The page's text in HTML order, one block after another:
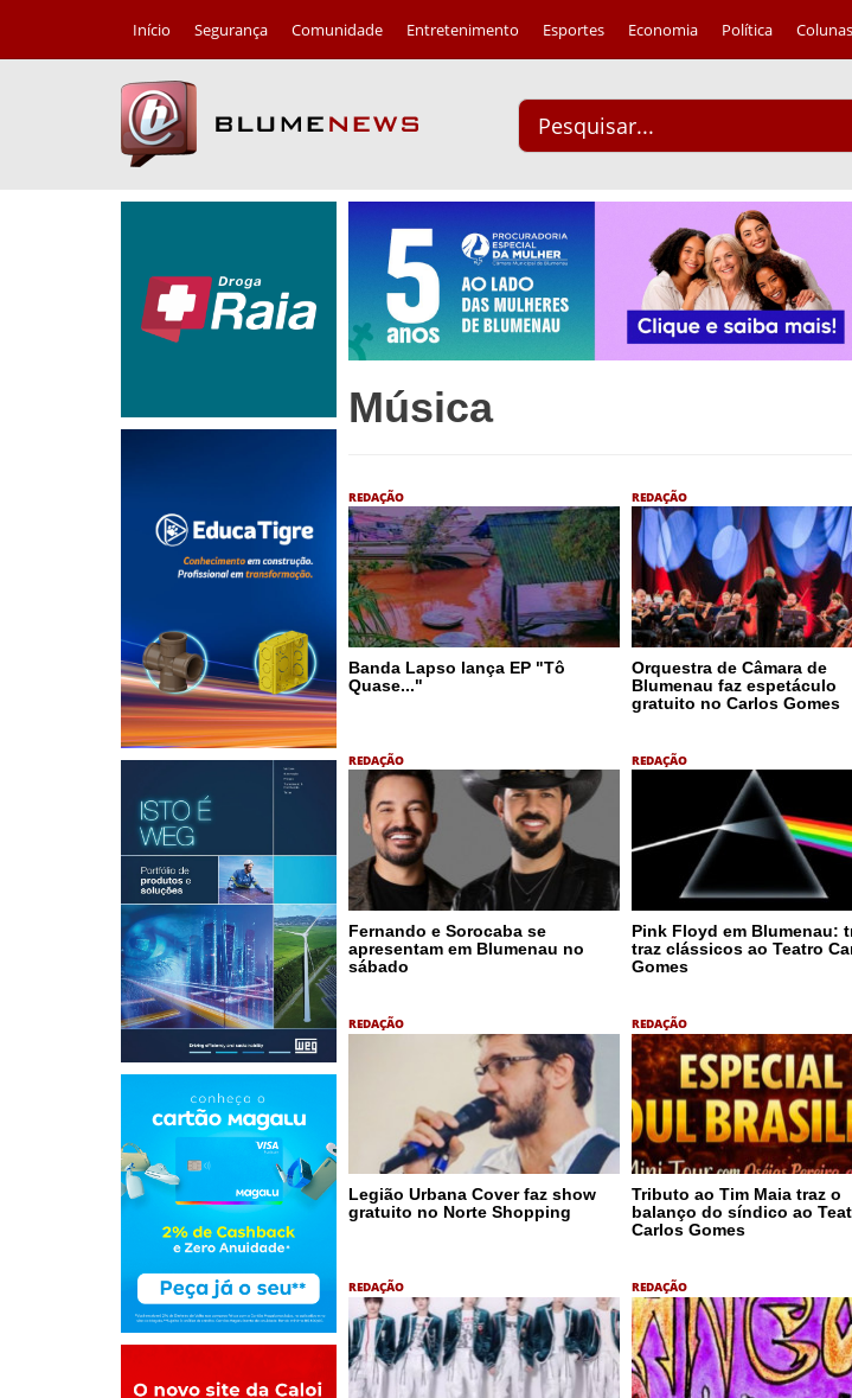
Início Segurança Comunidade Entretenimento Esportes Economia Política Colunas
Música
REDAÇÃO
Banda Lapso lança EP "Tô
Quase..."
REDAÇÃO
Orquestra de Câmara de
Blumenau faz espetáculo
gratuito no Carlos Gomes
REDAÇÃO
Fernando e Sorocaba se
apresentam em Blumenau no
sábado
REDAÇÃO
Pink Floyd em Blumenau:
traz clássicos ao Teatro
Gomes
REDAÇÃO
Legião Urbana Cover faz show
gratuito no Norte Shopping
REDAÇÃO
Tributo ao Tim Maia traz o
balanço do síndico ao
Carlos Gomes
REDAÇÃO REDAÇÃO